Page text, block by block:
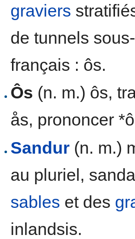
graviers
de tunnels
français : ôs.
Ôs (n. m.) ôs,
ås, prononcer
Sandur (n. m.)
au pluriel,
sables et des
inlandsis.